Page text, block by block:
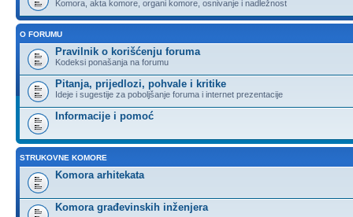
Komora, akta komore, organi komore, osnivanje i nadležnost
O FORUMU
Pravilnik o korišćenju foruma
Kodeksi ponašanja na forumu
Pitanja, prijedlozi, pohvale i kritike
Ideje i sugestije za poboljšanje foruma i internet prezentacije
Informacije i pomoć
STRUKOVNE KOMORE
Komora arhitekata
Komora građevinskih inženjera